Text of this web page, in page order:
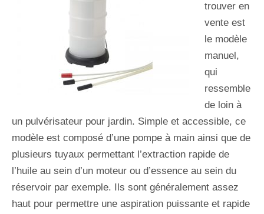
trouver en
vente est
le modèle
manuel,
qui
ressemble
de loin à
un pulvérisateur pour jardin. Simple et accessible, ce
modèle est composé d’une pompe à main ainsi que de
plusieurs tuyaux permettant l’extraction rapide de
l’huile au sein d’un moteur ou d’essence au sein du
réservoir par exemple. Ils sont généralement assez
haut pour permettre une aspiration puissante et rapide